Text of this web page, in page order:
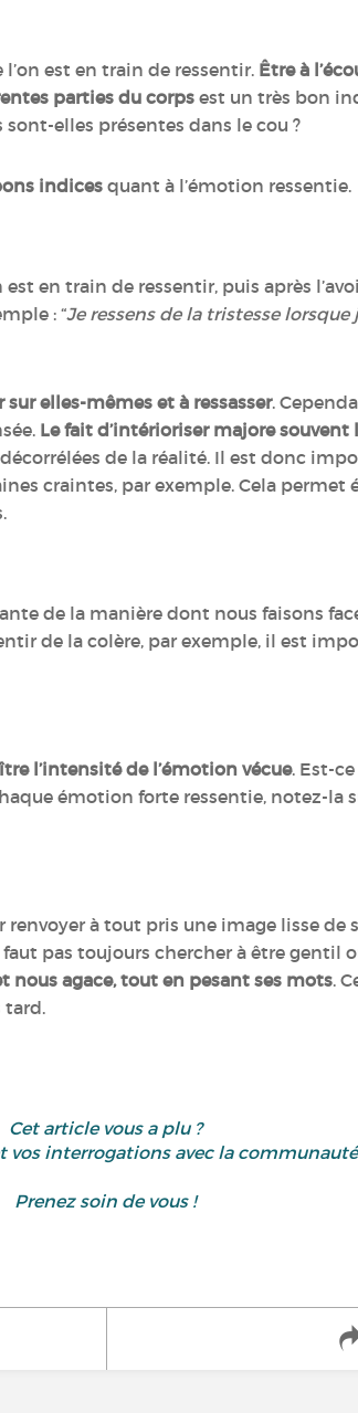
est en train de ressentir. Être à
parties du corps est un très bon
elles présentes dans le cou ?
indices quant à l’émotion ressentie.
en train de ressentir, puis après
: “Je ressens de la tristesse
sur elles-mêmes et à ressasser.
Le fait d’intérioriser majore
de la réalité. Il est donc
craintes, par exemple. Cela permet
de la manière dont nous faisons
de la colère, par exemple, il est
l’intensité de l’émotion vécue. Est-
émotion forte ressentie, notez-la
à tout pris une image lisse de
faut pas toujours chercher à être gentil
nous agace, tout en pesant ses mots.
tard.
Cet article vous a plu ?
vos interrogations avec la
Prenez soin de vous !